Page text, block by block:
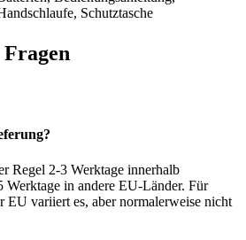
Schutztasche
Regel 2-3 Werktage innerhalb
Werktage in andere EU-Länder. Für
EU variiert es, aber normalerweise nicht